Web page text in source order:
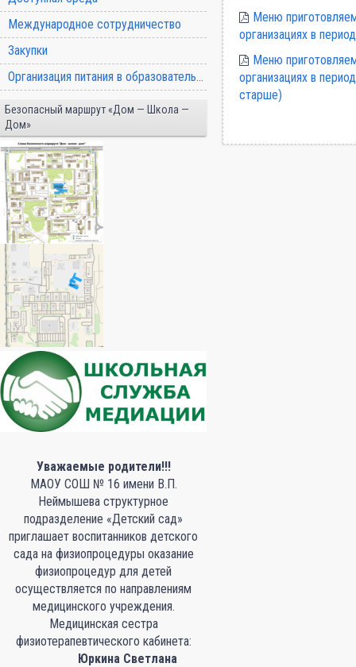
Международное сотрудничество
Закупки
Организация питания в образовательной организации
Безопасный маршрут «Дом — Школа —
Дом»
Уважаемые родители!!!
МАОУ СОШ № 16 имени В.П.
Неймышева структурное
подразделение «Детский сад»
приглашает воспитанников детского
сада на физиопроцедуры оказание
физиопроцедур для детей
осуществляется по направлениям
медицинского учреждения.
Медицинская сестра
физиотерапевтического кабинета:
Юркина Светлана
Меню
организациях в
Меню
организациях в
старше)